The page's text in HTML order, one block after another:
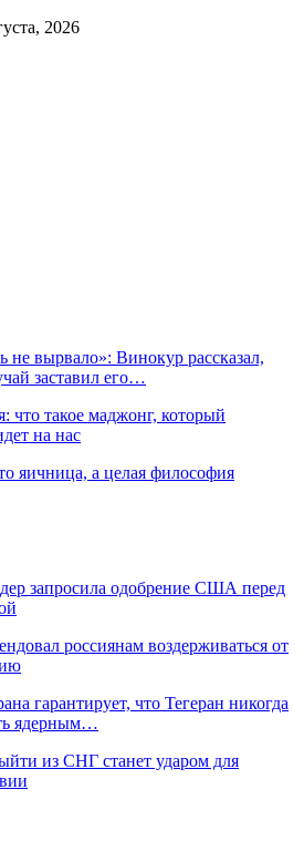
2026
не вырвало»: Винокур рассказал,
заставил его…
что такое маджонг, который
на нас
яичница, а целая философия
запросила одобрение США перед
россиянам воздерживаться от
гарантирует, что Тегеран никогда
ядерным…
из СНГ станет ударом для